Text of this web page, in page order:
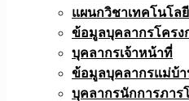
แผนกวิชาเทคโนโล
ข้อมูลบุคลากรโครง
บุคลากรเจ้าหน้าที่
ข้อมูลบุคลากรแม่บ้
บุคลากรนักการภาร